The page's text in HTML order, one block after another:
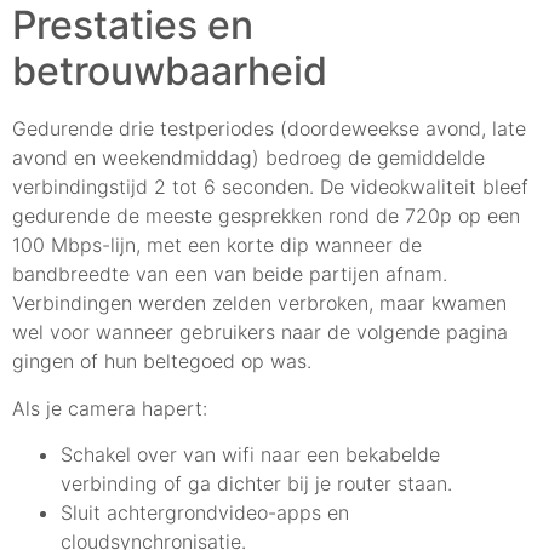
Prestaties en
betrouwbaarheid
Gedurende drie testperiodes (doordeweekse avond, late
avond en weekendmiddag) bedroeg de gemiddelde
verbindingstijd 2 tot 6 seconden. De videokwaliteit bleef
gedurende de meeste gesprekken rond de 720p op een
100 Mbps-lijn, met een korte dip wanneer de
bandbreedte van een van beide partijen afnam.
Verbindingen werden zelden verbroken, maar kwamen
wel voor wanneer gebruikers naar de volgende pagina
gingen of hun beltegoed op was.
Als je camera hapert:
Schakel over van wifi naar een bekabelde
verbinding of ga dichter bij je router staan.
Sluit achtergrondvideo-apps en
cloudsynchronisatie.